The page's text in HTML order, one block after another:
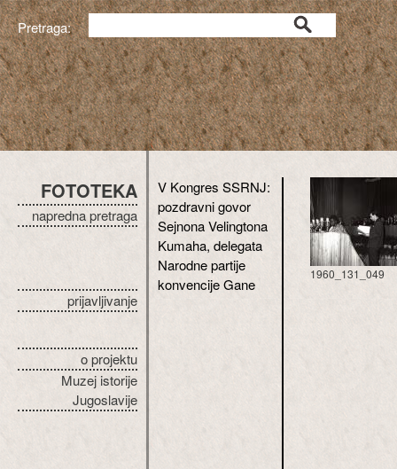
Pretraga:
FOTOTEKA
napredna pretraga
prijavljivanje
o projektu
Muzej istorije
Jugoslavije
V Kongres SSRNJ:
pozdravni govor
Sejnona Velingtona
Kumaha, delegata
Narodne partije
konvencije Gane
1960_131_049